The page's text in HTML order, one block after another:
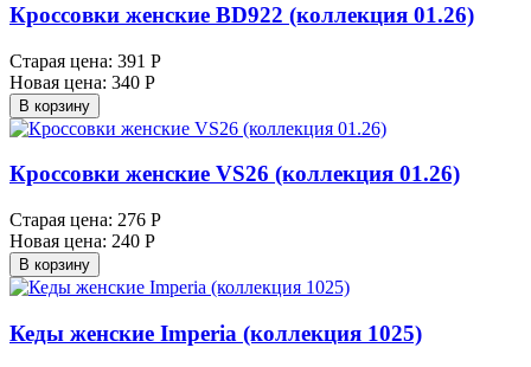
Кроссовки женские BD922 (коллекция 01.26)
Старая цена: 391 Р
Новая цена: 340 Р
В корзину
Кроссовки женские VS26 (коллекция 01.26)
Старая цена: 276 Р
Новая цена: 240 Р
В корзину
Кеды женские Imperia (коллекция 1025)